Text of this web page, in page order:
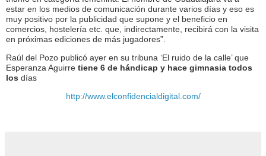
estar en los medios de comunicación durante varios días y eso es
muy positivo por la publicidad que supone y el beneficio en
comercios, hostelería etc. que, indirectamente, recibirá con la visita
en próximas ediciones de más jugadores”.
Raúl del Pozo publicó ayer en su tribuna ‘El ruido de la calle’ que
Esperanza Aguirre tiene 6 de hándicap y hace gimnasia todos
los días
http://www.elconfidencialdigital.com/